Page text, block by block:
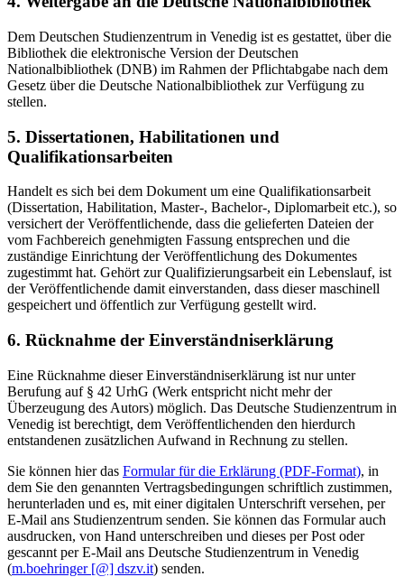
Dem Deutschen Studienzentrum in Venedig ist es gestattet, über die
Bibliothek die elektronische Version der Deutschen
Nationalbibliothek (DNB) im Rahmen der Pflichtabgabe nach dem
Gesetz über die Deutsche Nationalbibliothek zur Verfügung zu
stellen.
5. Dissertationen, Habilitationen und
Qualifikationsarbeiten
Handelt es sich bei dem Dokument um eine Qualifikationsarbeit
(Dissertation, Habilitation, Master-, Bachelor-, Diplomarbeit etc.), so
versichert der Veröffentlichende, dass die gelieferten Dateien der
vom Fachbereich genehmigten Fassung entsprechen und die
zuständige Einrichtung der Veröffentlichung des Dokumentes
zugestimmt hat. Gehört zur Qualifizierungsarbeit ein Lebenslauf, ist
der Veröffentlichende damit einverstanden, dass dieser maschinell
gespeichert und öffentlich zur Verfügung gestellt wird.
6. Rücknahme der Einverständniserklärung
Eine Rücknahme dieser Einverständniserklärung ist nur unter
Berufung auf § 42 UrhG (Werk entspricht nicht mehr der
Überzeugung des Autors) möglich. Das Deutsche Studienzentrum in
Venedig ist berechtigt, dem Veröffentlichenden den hierdurch
entstandenen zusätzlichen Aufwand in Rechnung zu stellen.
Sie können hier das Formular für die Erklärung (PDF-Format), in
dem Sie den genannten Vertragsbedingungen schriftlich zustimmen,
herunterladen und es, mit einer digitalen Unterschrift versehen, per
E-Mail ans Studienzentrum senden. Sie können das Formular auch
ausdrucken, von Hand unterschreiben und dieses per Post oder
gescannt per E-Mail ans Deutsche Studienzentrum in Venedig
(m.boehringer [@] dszv.it) senden.